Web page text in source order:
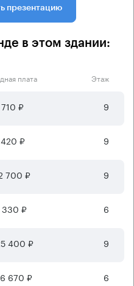
презентацию
в этом здании:
плата Этаж
₽ 9
₽ 9
700 ₽ 9
₽ 6
400 ₽ 9
670 ₽ 6